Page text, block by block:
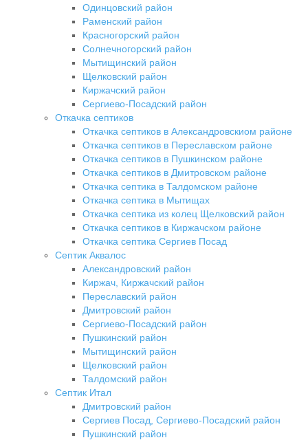
Одинцовский район
Раменский район
Красногорский район
Солнечногорский район
Мытищинский район
Щелковский район
Киржачский район
Сергиево-Посадский район
Откачка септиков
Откачка септиков в Александровскиом районе
Откачка септиков в Переславском районе
Откачка септиков в Пушкинском районе
Откачка септиков в Дмитровском районе
Откачка септика в Талдомском районе
Откачка септика в Мытищах
Откачка септика из колец Щелковский район
Откачка септиков в Киржачском районе
Откачка септика Сергиев Посад
Септик Аквалос
Александровский район
Киржач, Киржачский район
Переславский район
Дмитровский район
Сергиево-Посадский район
Пушкинский район
Мытищинский район
Щелковский район
Талдомский район
Септик Итал
Дмитровский район
Сергиев Посад, Сергиево-Посадский район
Пушкинский район